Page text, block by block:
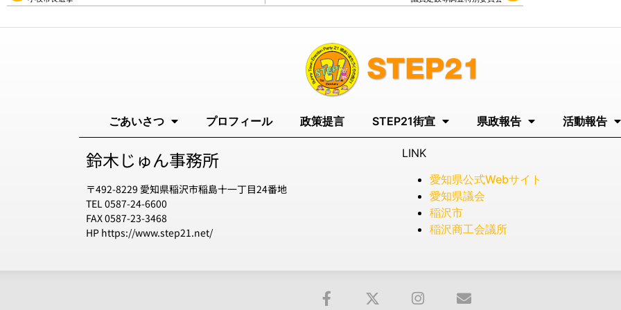
ごあいさつ プロフィール 政策提言 STEP21街宣 県政報告 活動報告
鈴木じゅん事務所
〒492-8229 愛知県稲沢市稲島十一丁目24番地
TEL 0587-24-6600
FAX 0587-23-3468
HP https://www.step21.net/
LINK
愛知県公式Webサイト
愛知県議会
稲沢市
稲沢商工会議所